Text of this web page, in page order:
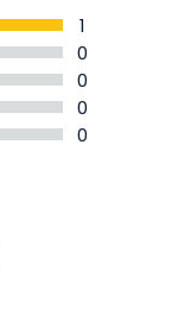
1
0
0
0
0